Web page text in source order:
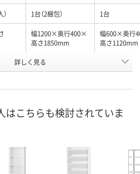
1台（2梱包） 1台
幅1200×奥行400×
高さ1850mm
幅600×奥行
高さ1120mm
カルテラック6段 カルテラッ
詳しく見る
はこちらも検討されていま